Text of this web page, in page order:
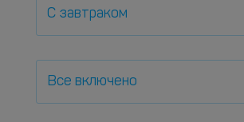
С завтраком
Все включено